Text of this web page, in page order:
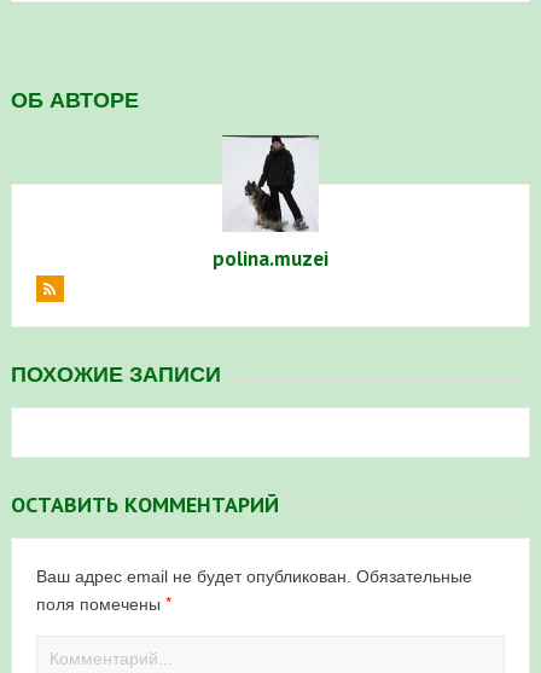
ОБ АВТОРЕ
polina.muzei
ПОХОЖИЕ ЗАПИСИ
ОСТАВИТЬ КОММЕНТАРИЙ
Ваш адрес email не будет опубликован. Обязательные
поля помечены *